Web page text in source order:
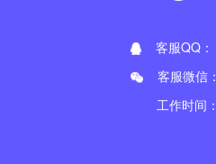
客服QQ：
客服微信：
工作时间：